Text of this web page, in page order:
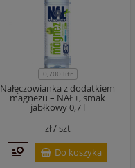
0,700 litr
Nałęczowianka z dodatkiem
magnezu – NAŁ+, smak
jabłkowy 0,7 l
zł /szt
Do koszyka